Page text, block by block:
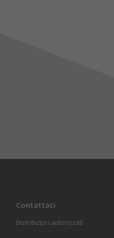
Contattaci
Distributori autorizzati